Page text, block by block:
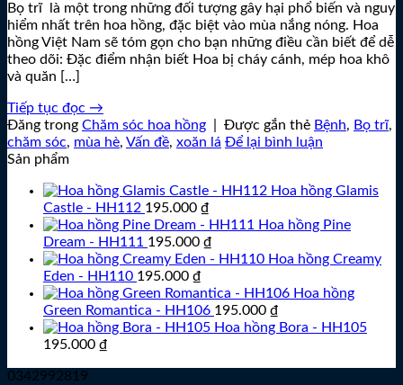
Bọ trĩ là một trong những đối tượng gây hại phổ biến và nguy
hiểm nhất trên hoa hồng, đặc biệt vào mùa nắng nóng. Hoa
hồng Việt Nam sẽ tóm gọn cho bạn những điều cần biết để dễ
theo dõi: Đặc điểm nhận biết Hoa bị cháy cánh, mép hoa khô
và quăn […]
Tiếp tục đọc →
Đăng trong Chăm sóc hoa hồng Được gắn thẻ Bệnh, Bọ trĩ,
chăm sóc, mùa hè, Vấn đề, xoăn lá Để lại bình luận
Sản phẩm
Hoa hồng Glamis
Castle - HH112 195.000 ₫
Hoa hồng Pine
Dream - HH111 195.000 ₫
Hoa hồng Creamy
Eden - HH110 195.000 ₫
Hoa hồng
Green Romantica - HH106 195.000 ₫
Hoa hồng Bora - HH105
195.000 ₫
0342992819